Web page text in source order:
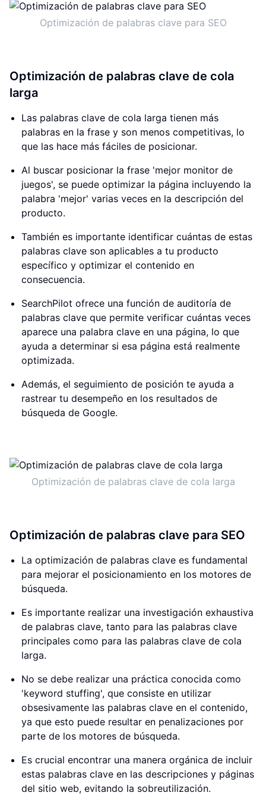
Optimización de palabras clave para SEO
Optimización de palabras clave de cola
larga
Las palabras clave de cola larga tienen más
palabras en la frase y son menos competitivas, lo
que las hace más fáciles de posicionar.
Al buscar posicionar la frase 'mejor monitor de
juegos', se puede optimizar la página incluyendo la
palabra 'mejor' varias veces en la descripción del
producto.
También es importante identificar cuántas de estas
palabras clave son aplicables a tu producto
específico y optimizar el contenido en
consecuencia.
SearchPilot ofrece una función de auditoría de
palabras clave que permite verificar cuántas veces
aparece una palabra clave en una página, lo que
ayuda a determinar si esa página está realmente
optimizada.
Además, el seguimiento de posición te ayuda a
rastrear tu desempeño en los resultados de
búsqueda de Google.
Optimización de palabras clave de cola larga
Optimización de palabras clave para SEO
La optimización de palabras clave es fundamental
para mejorar el posicionamiento en los motores de
búsqueda.
Es importante realizar una investigación exhaustiva
de palabras clave, tanto para las palabras clave
principales como para las palabras clave de cola
larga.
No se debe realizar una práctica conocida como
'keyword stuffing', que consiste en utilizar
obsesivamente las palabras clave en el contenido,
ya que esto puede resultar en penalizaciones por
parte de los motores de búsqueda.
Es crucial encontrar una manera orgánica de incluir
estas palabras clave en las descripciones y páginas
del sitio web, evitando la sobreutilización.